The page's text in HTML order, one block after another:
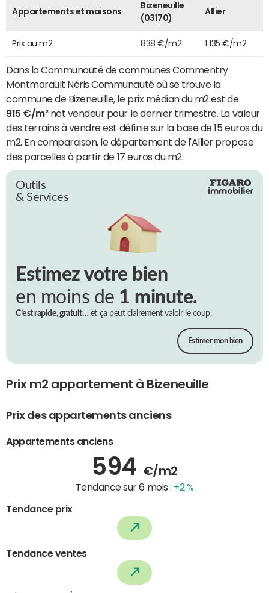
Appartements et maisons
Bizeneuille
(03170)
Allier
Prix au m2 838 €/m2 1 135 €/m2
Dans la Communauté de communes Commentry
Montmarault Néris Communauté où se trouve la
commune de Bizeneuille, le prix médian du m2 est de
915 €/m²net vendeur pour le dernier trimestre. La valeur
des terrains à vendre est définie sur la base de 15 euros du
m2. En comparaison, le département de l'Allier propose
des parcelles à partir de 17 euros du m2.
Outils
& Services
Estimez votre bien
en moins de 1 minute.
C’est rapide, gratuit…et ça peut clairement valoir le coup.
Estimer mon bien
Prix m2 appartement à Bizeneuille
Prix des appartements anciens
Appartements anciens
594 €/m2
Tendance sur 6 mois : +2 %
Tendance prix
Tendance ventes